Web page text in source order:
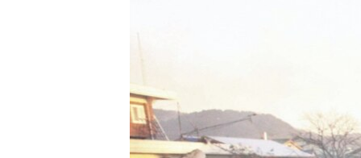
GENOCID U SREBRENICI